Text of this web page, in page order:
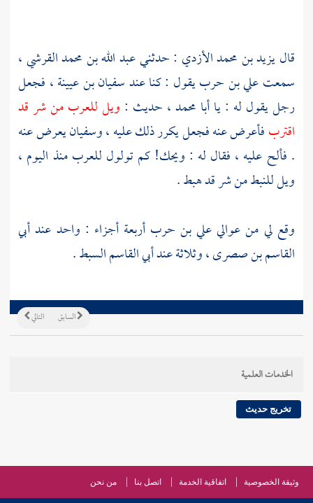
قاليزيد بن محمد الأزدي : حدثنيعبد الله بن محمد القرشي،
سمعتعلي بن حربيقول : كنا عندسفيان بن عيينة، فجعل
رجل يقول له : ياأبا محمد، حديث : ويل للعرب من شر قد
اقتربفأعرض عنه فجعل يكرر ذلك عليه ،وسفيانيعرض عنه
. فألح عليه ، فقال له : ويحك! كم تولول للعرب منذ اليوم ،
ويلللنبطمن شر قد هبط .
وقع لي من عواليعلي بن حربأربعة أجزاء : واحد عندأبي
القاسم بن صصرى، وثلاثة عندأبي القاسم السبط.
التالي السابق
الخدمات العلمية
تخريج حديث
وثيقة الخصوصية اتفاقية الخدمة اتصل بنا من نحن